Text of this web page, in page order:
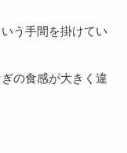
う手間を掛けてい
の食感が大きく違